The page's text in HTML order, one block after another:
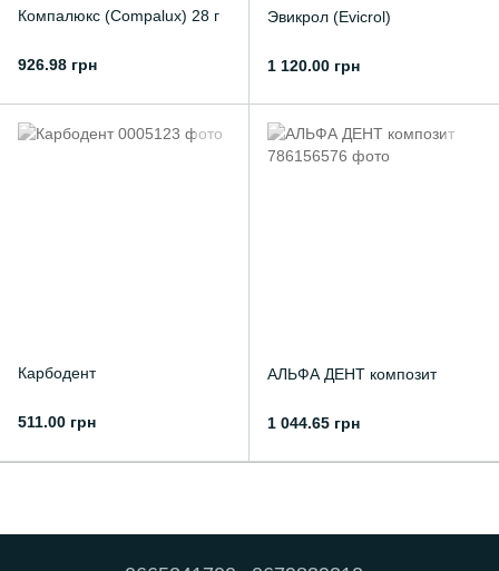
Компалюкс (Compalux) 28 г
926.98 грн
Эвикрол (Evicrol)
1 120.00 грн
Карбодент
511.00 грн
АЛЬФА ДЕНТ композит
1 044.65 грн